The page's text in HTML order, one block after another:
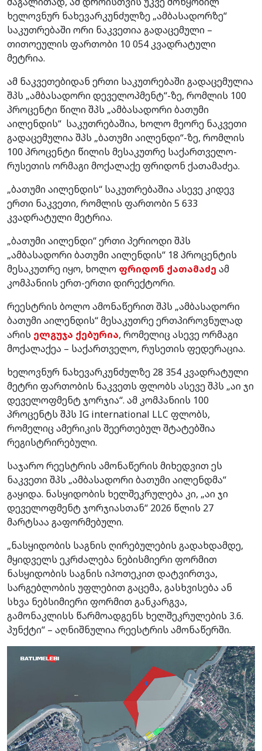
ხელოვნურ ნახევარკუნძულზე „ამბასადორზე“
საკუთრებაში ორი ნაკვეთია გადაცემული –
თითოეულის ფართობი 10 054 კვადრატული
მეტრია.
ამ ნაკვეთებიდან ერთი საკუთრებაში გადაცემულია
შპს „ამბასადორი დეველოპმენტ“-ზე, რომლის 100
პროცენტი წილი შპს „ამბასადორი ბათუმი
აილენდის“ საკუთრებაშია, ხოლო მეორე ნაკვეთი
გადაცემულია შპს „ბათუმი აილენდი“-ზე, რომლის
100 პროცენტი წილის მესაკუთრე საქართველო-
რუსეთის ორმაგი მოქალაქე ფრიდონ ქათამაძეა.
„ბათუმი აილენდის“ საკუთრებაშია ასევე კიდევ
ერთი ნაკვეთი, რომლის ფართობი 5 633
კვადრატული მეტრია.
„ბათუმი აილენდი“ ერთი პერიოდი შპს
„ამბასადორი ბათუმი აილენდის“ 18 პროცენტის
მესაკუთრე იყო, ხოლო ფრიდონ ქათამაძე ამ
კომპანიის ერთ-ერთი დირექტორი.
რეესტრის ბოლო ამონაწერით შპს „ამბასადორი
ბათუმი აილენდის“ მესაკუთრე ერთპიროვნულად
არის ელგუჯა ქებურია, რომელიც ასევე ორმაგი
მოქალაქეა – საქართველო, რუსეთის ფედერაცია.
ხელოვნურ ნახევარკუნძულზე 28 354 კვადრატული
მეტრი ფართობის ნაკვეთს ფლობს ასევე შპს „აი ჯი
დეველოფმენტ ჯორჯია“. ამ კომპანიის 100
პროცენტს შპს IG international LLC ფლობს,
რომელიც ამერიკის შეერთებულ შტატებშია
რეგისტრირებული.
საჯარო რეესტრის ამონაწერის მიხედვით ეს
ნაკვეთი შპს „ამბასადორი ბათუმი აილენდმა“
გაყიდა. ნასყიდობის ხელშეკრულება კი, „აი ჯი
დეველოფმენტ ჯორჯიასთან“ 2026 წლის 27
მარტსაა გაფორმებული.
„ნასყიდობის საგნის ღირებულების გადახდამდე,
მყიდველს ეკრძალება ნებისმიერი ფორმით
ნასყიდობის საგნის იპოთეკით დატვირთვა,
სარგებლობის უფლებით გაცემა, გასხვისება ან
სხვა ნებსიმიერი ფორმით განკარგვა,
გამონაკლისს წარმოადგენს ხელშეკრულების 3.6.
პუნქტი“ – აღნიშნულია რეესტრის ამონაწერში.